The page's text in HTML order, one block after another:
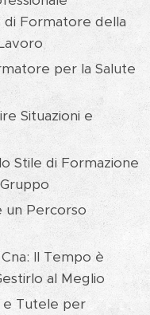
di Formatore della
per la Salute
Situazioni e
Stile di Formazione
Percorso
Il Tempo è
al Meglio
Tutele per